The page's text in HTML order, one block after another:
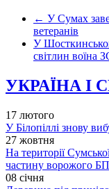
← У Сумах
ветеранів
У
світлин воїна
УКРАЇНА І
17 лютого
У Білопіллі знову
27 жовтня
На території
частину ворожого
08 січня